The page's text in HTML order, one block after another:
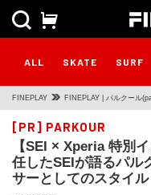
ALL SKATE SURF
FINEPLAY FINEPLAY | パルクール
[PR] PARKOUR
【SEI × Xperia 特別
任したSEIが語るパル
サーとしてのスタイル